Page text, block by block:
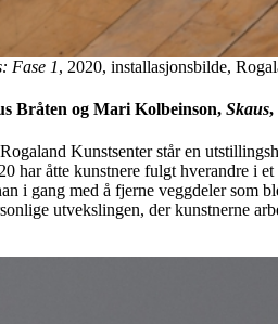
Fase 1, 2020, installasjonsbilde,
Bråten og Mari Kolbeinson, Skaus,
Kunstsenter står en
har åtte kunstnere fulgt hverandre i
i gang med å fjerne veggdeler som
utvekslingen, der kunstnerne